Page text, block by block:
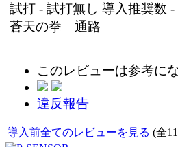
試打 - 試打無し 導入推奨数 -
蒼天の拳 通路
このレビューは参考に
違反報告
導入前全てのレビューを見る (全